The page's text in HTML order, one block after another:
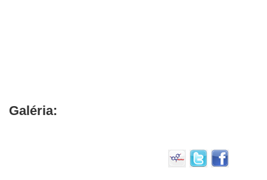
Galéria: